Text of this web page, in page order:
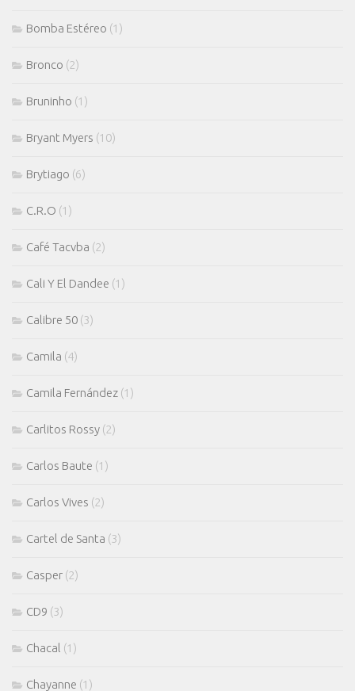
Bomba Estéreo (1)
Bronco (2)
Bruninho (1)
Bryant Myers (10)
Brytiago (6)
C.R.O (1)
Café Tacvba (2)
Cali Y El Dandee (1)
Calibre 50 (3)
Camila (4)
Camila Fernández (1)
Carlitos Rossy (2)
Carlos Baute (1)
Carlos Vives (2)
Cartel de Santa (3)
Casper (2)
CD9 (3)
Chacal (1)
Chayanne (1)